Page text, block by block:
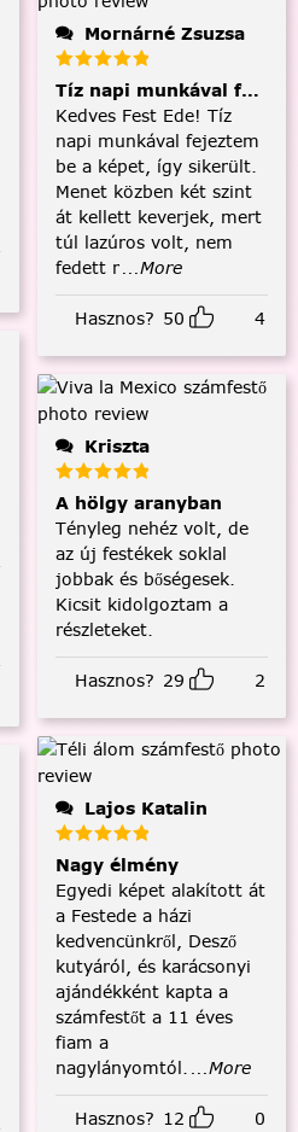
Mornárné Zsuzsa
Tíz napi munkával
Kedves Fest Ede! Tíz
napi munkával fejeztem
be a képet, így sikerült.
Menet közben két szint
át kellett keverjek, mert
túl lazúros volt, nem
fedett r...More
Hasznos? 50 4
Kriszta
A hölgy aranyban
Tényleg nehéz volt, de
az új festékek soklal
jobbak és bőségesek.
Kicsit kidolgoztam a
részleteket.
Hasznos? 29 2
Lajos Katalin
Nagy élmény
Egyedi képet alakított át
a Festede a házi
kedvencünkről, Desző
kutyáról, és karácsonyi
ajándékként kapta a
számfestőt a 11 éves
fiam a
nagylányomtól. ...More
Hasznos? 12 0